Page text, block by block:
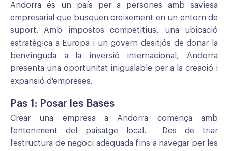
Andorra és un país per a persones amb saviesa
empresarial que busquen creixement en un entorn de
suport. Amb impostos competitius, una ubicació
estratègica a Europa i un govern desitjós de donar la
benvinguda a la inversió internacional, Andorra
presenta una oportunitat inigualable per a la creació i
expansió d'empreses.
Pas 1: Posar les Bases
Crear una empresa a Andorra comença amb
l'enteniment del paisatge local. Des de triar
l'estructura de negoci adequada fins a navegar per les